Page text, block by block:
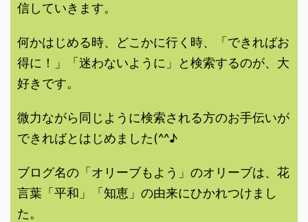
信していきます。
何かはじめる時、どこかに行く時、「できればお
得に！」「迷わないように」と検索するのが、大
好きです。
微力ながら同じように検索される方のお手伝いが
できればとはじめました(^^♪
ブログ名の「オリーブもよう」のオリーブは、花
言葉「平和」「知恵」の由来にひかれつけまし
た。